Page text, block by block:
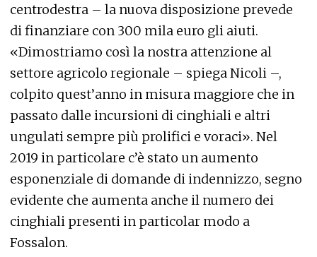
centrodestra – la nuova disposizione prevede
di finanziare con 300 mila euro gli aiuti.
«Dimostriamo così la nostra attenzione al
settore agricolo regionale – spiega Nicoli –,
colpito quest’anno in misura maggiore che in
passato dalle incursioni di cinghiali e altri
ungulati sempre più prolifici e voraci». Nel
2019 in particolare c’è stato un aumento
esponenziale di domande di indennizzo, segno
evidente che aumenta anche il numero dei
cinghiali presenti in particolar modo a
Fossalon.